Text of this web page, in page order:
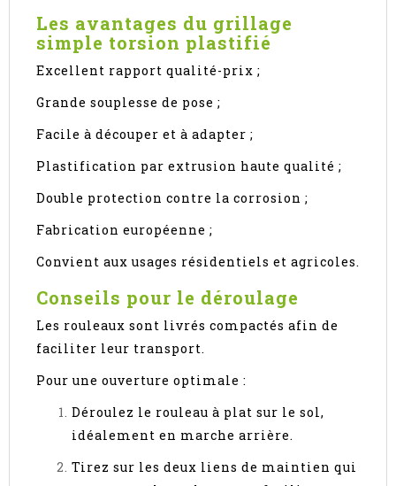
Les avantages du grillage
simple torsion plastifié
Excellent rapport qualité-prix ;
Grande souplesse de pose ;
Facile à découper et à adapter ;
Plastification par extrusion haute qualité ;
Double protection contre la corrosion ;
Fabrication européenne ;
Convient aux usages résidentiels et agricoles.
Conseils pour le déroulage
Les rouleaux sont livrés compactés afin de
faciliter leur transport.
Pour une ouverture optimale :
Déroulez le rouleau à plat sur le sol,
idéalement en marche arrière.
Tirez sur les deux liens de maintien qui